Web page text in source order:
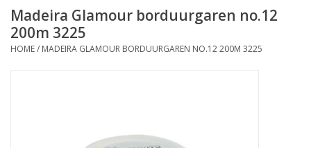
Paspoppen
Madeira Glamour borduurgaren no.12
200m 3225
HOME/ MADEIRA GLAMOUR BORDUURGAREN NO.12 200M 3225